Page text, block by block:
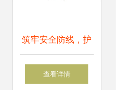
筑牢安全防线，护
航数字生活——舟
查看详情